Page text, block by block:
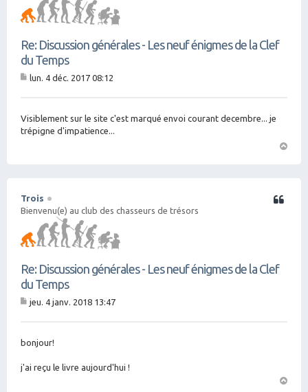
Re: Discussion générales - Les neuf énigmes de la Clef
du Temps
g
e
lun. 4 déc. 2017 08:12
Visiblement sur le site c'est marqué envoi courant decembre... je
trépigne d'impatience...
Trois
Bienvenu(e) au club des chasseurs de trésors
Re: Discussion générales - Les neuf énigmes de la Clef
du Temps
Citation
g
jeu. 4 janv. 2018 13:47
bonjour!
j'ai reçu le livre aujourd'hui !